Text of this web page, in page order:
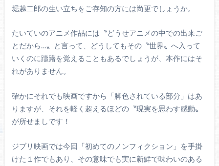
堀越二郎の生い立ちをご存知の方には尚更でしょうか。
たいていのアニメ作品には〝どうせアニメの中での出来ご
とだから…〟と言って、どうしてもその〝世界〟へ入って
いくのに躊躇を覚えることもあるでしょうが、本作にはそ
れがありません。
確かにそれでも映画ですから「脚色されている部分」はあ
りますが、それを軽く超えるほどの〝現実を思わす感動〟
が所せましです！
ジブリ映画では今回「初めてのノンフィクション」を手掛
けた１作でもあり、その意味でも実に新鮮で味わいのある